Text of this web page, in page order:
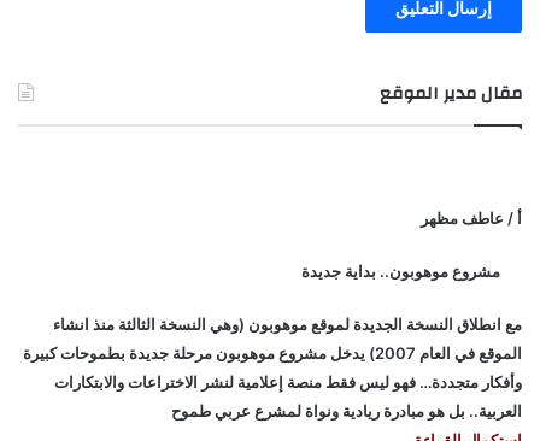
مقال مدير الموقع
أ / عاطف مظهر
مشروع موهوبون.. بداية جديدة
مع انطلاق النسخة الجديدة لموقع موهوبون (وهي النسخة الثالثة منذ انشاء
الموقع في العام 2007) يدخل مشروع موهوبون مرحلة جديدة بطموحات كبيرة
وأفكار متجددة… فهو ليس فقط منصة إعلامية لنشر الاختراعات والابتكارات
العربية.. بل هو مبادرة ريادية ونواة لمشرع عربي طموح